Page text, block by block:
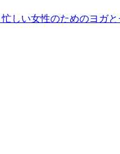
しい女性のためのヨガ